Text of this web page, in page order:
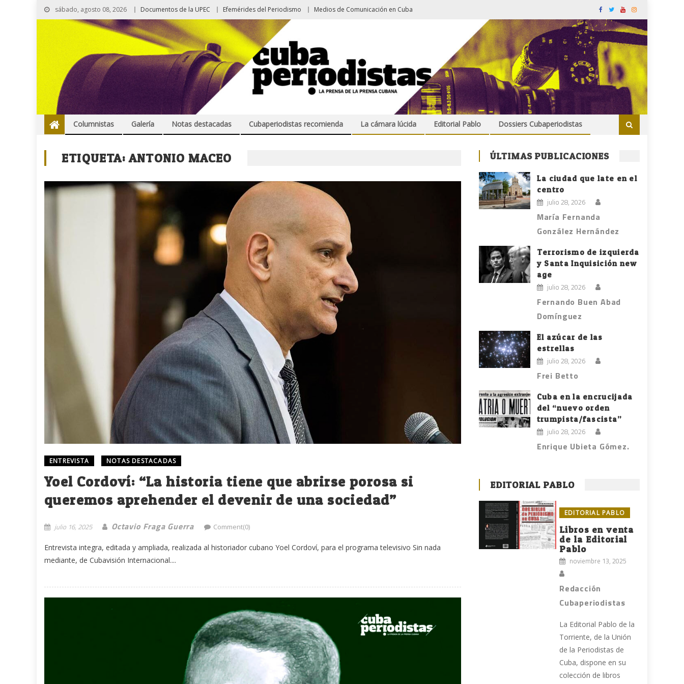
sábado, agosto 08, 2026 Documentos de la UPEC Efemérides del Periodismo Medios de Comunicación en Cuba
Columnistas Galería Notas destacadas Cubaperiodistas recomienda La cámara lúcida Editorial Pablo Dossiers Cubaperiodistas
ETIQUETA:ANTONIO MACEO
ENTREVISTA NOTAS DESTACADAS
Yoel Cordoví: “La historia tiene que abrirse porosa si
queremos aprehender el devenir de una sociedad”
julio 16, 2025 Octavio Fraga Guerra Comment(0)
Entrevista integra, editada y ampliada, realizada al historiador cubano Yoel Cordoví, para el programa televisivo Sin nada
mediante, de Cubavisión Internacional....
ÚLTIMAS PUBLICACIONES
La ciudad que late en el
centro
julio 28, 2026
María Fernanda
González Hernández
Terrorismo de izquierda
y Santa Inquisición new
age
julio 28, 2026
Fernando Buen Abad
Domínguez
El azúcar de las
estrellas
julio 28, 2026
Frei Betto
Cuba en la encrucijada
del “nuevo orden
trumpista/fascista”
julio 28, 2026
Enrique Ubieta Gómez.
EDITORIAL PABLO
EDITORIAL PABLO
Libros en venta
de la Editorial
Pablo
noviembre 13, 2025
Redacción
Cubaperiodistas
La Editorial Pablo de la
Torriente, de la Unión
de la Periodistas de
Cuba, dispone en su
colección de libros